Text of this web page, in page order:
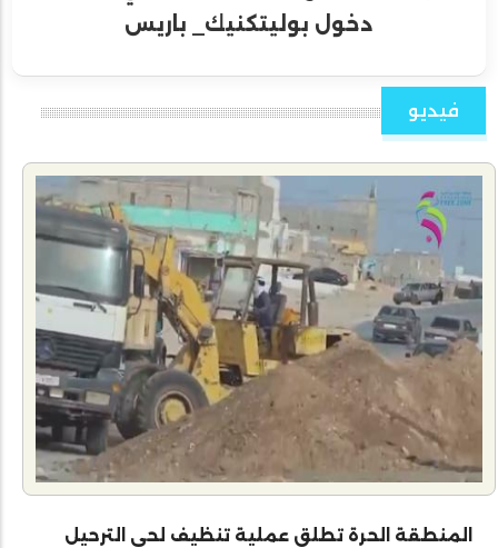
دخول بوليتكنيك_ باريس
فيديو
المنطقة الحرة تطلق عملية تنظيف لحي الترحيل